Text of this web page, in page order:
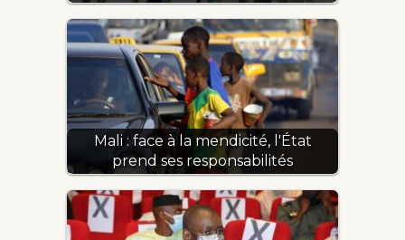
Mali : face à la mendicité, l'État
prend ses responsabilités